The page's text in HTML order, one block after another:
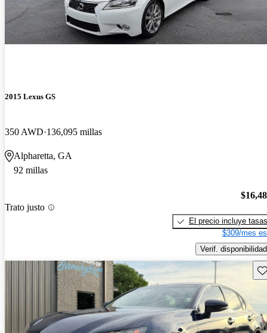
2015 Lexus GS
350 AWD 136,095 millas
Alpharetta, GA
92 millas
Trato justo
El precio incluye tasas
$309/mes
Verif. disponibilidad